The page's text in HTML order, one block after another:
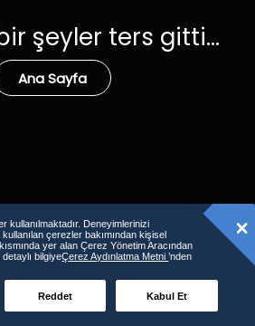
şeyler ters gitti...
Ana Sayfa
kullanılmaktadır. Deneyimlerinizi
çerezler bakımından kişisel
yer alan Çerez Yönetim Aracından
bilgiyeÇerez Aydınlatma Metni’nden
Reddet Kabul Et